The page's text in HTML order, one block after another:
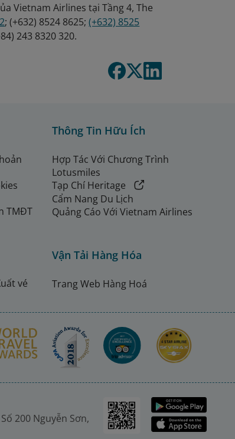
Vietnam Airlines tại Tầng 4, The
; (+632) 8524 8625;(+632) 8525
243 8320 320.
TMĐT
vé
Thông Tin Hữu Ích
Hợp Tác Với Chương Trình
Lotusmiles
Tạp Chí Heritage
Cẩm Nang Du Lịch
Quảng Cáo Với Vietnam Airlines
Vận Tải Hàng Hóa
Trang Web Hàng Hoá
200 Nguyễn Sơn,